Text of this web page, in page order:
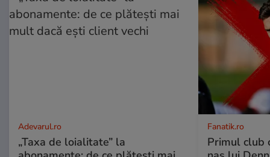
Adevarul.ro
„Taxa de loialitate” la
Fanatik.ro
Primul club